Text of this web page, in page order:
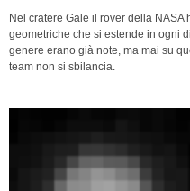
Nel cratere Gale il rover della NASA
geometriche che si estende in ogni
genere erano già note, ma mai su
team non si sbilancia.